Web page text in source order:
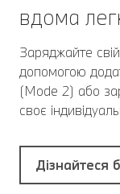
вдома
Заряджайте
допомогою
(Mode 2) або
своє
Дізнайтеся